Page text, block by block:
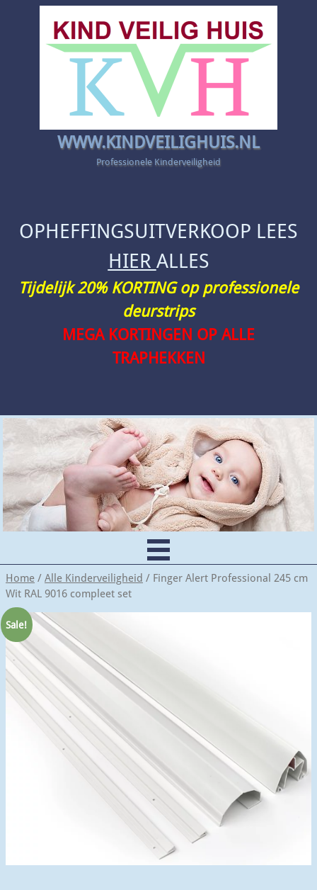
Home / Alle Kinderveiligheid / Finger Alert Professional 245 cm
Wit RAL 9016 compleet set
Sale!
WWW.KINDVEILIGHUIS.NL
Professionele Kinderveiligheid
OPHEFFINGSUITVERKOOP LEES
HIER ALLES
Tijdelijk 20% KORTING op professionele
deurstrips
MEGA KORTINGEN OP ALLE
TRAPHEKKEN